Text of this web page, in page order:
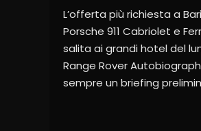
L’offerta più richiesta a
Porsche 911 Cabriolet e
salita ai grandi hotel del
Range Rover
sempre un briefing